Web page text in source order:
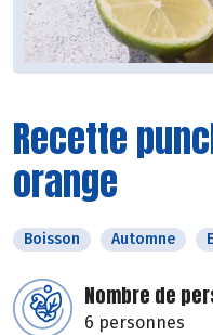
Recette
orange
Boisson Automne
Nombre de
6 personnes